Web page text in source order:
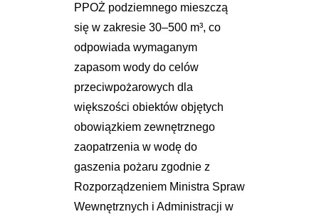
PPOŻ podziemnego mieszczą
się w zakresie 30–500 m³, co
odpowiada wymaganym
zapasom wody do celów
przeciwpożarowych dla
większości obiektów objętych
obowiązkiem zewnętrznego
zaopatrzenia w wodę do
gaszenia pożaru zgodnie z
Rozporządzeniem Ministra Spraw
Wewnętrznych i Administracji w